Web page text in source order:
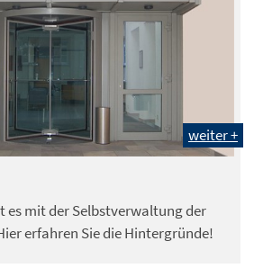
weiter +
es mit der Selbstverwaltung der
erfahren Sie die Hintergründe!